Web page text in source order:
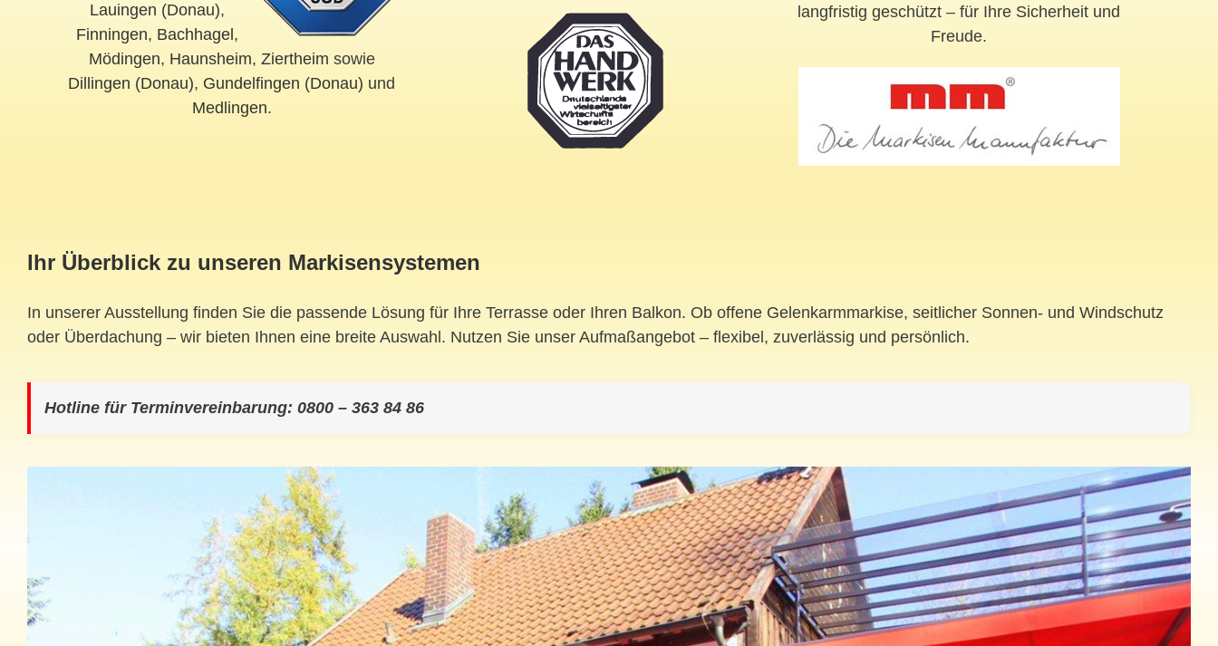
Lauingen (Donau),
Finningen, Bachhagel ,
Mödingen, Haunsheim, Ziertheim sowie
Dillingen (Donau), Gundelfingen (Donau) und
Medlingen.
langfristig geschützt – für Ihre Sicherheit und
Freude.
Ihr Überblick zu unseren Markisensystemen
In unserer Ausstellung finden Sie die passende Lösung für Ihre Terrasse oder Ihren Balkon. Ob offene Gelenkarmmarkise, seitlicher Sonnen- und Windschutz
oder Überdachung – wir bieten Ihnen eine breite Auswahl. Nutzen Sie unser Aufmaßangebot – flexibel, zuverlässig und persönlich.
Hotline für Terminvereinbarung: 0800 – 363 84 86